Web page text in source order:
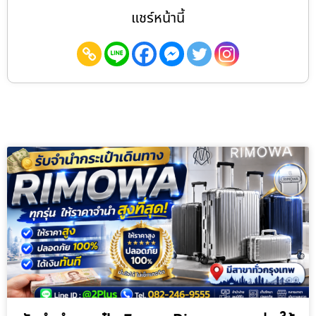
แชร์หน้านี้